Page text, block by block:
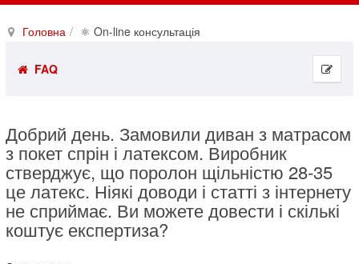
Головна ⚛ On-line консультація
FAQ
Добрий день. Замовили диван з матрасом
з покет спрін і латексом. Виробник
стверджує, що поролон щільністю 28-35
це латекс. Ніякі доводи і статті з інтернету
не сприймає. Ви можете довести і скількі
коштує експертиза?